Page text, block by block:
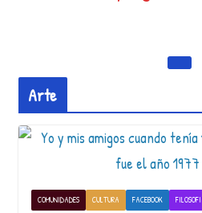
Arte
COMUNIDADES CULTURA FACEBOOK